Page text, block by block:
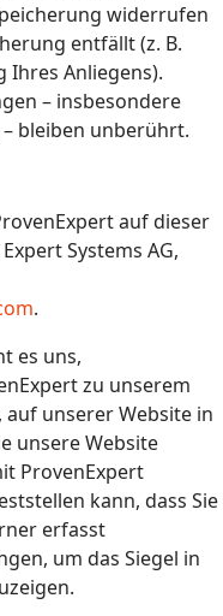
widerrufen
entfällt (z. B.
Ihres Anliegens).
– insbesondere
bleiben unberührt.
auf dieser
Systems AG,
.
es uns,
zu unserem
unserer Website in
unsere Website
ProvenExpert
kann, dass Sie
erfasst
um das Siegel in